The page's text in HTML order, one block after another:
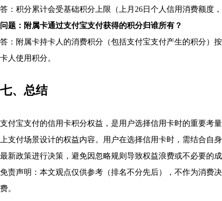
答：积分累计会受基础积分上限（上月26日个人信用消费额度
问题：附属卡通过支付宝支付获得的积分归谁所有？
答：附属卡持卡人的消费积分（包括支付宝支付产生的积分）
卡人使用积分。
七、总结
支付宝支付的信用卡积分权益，是用户选择信用卡时的重要考
上支付场景设计的权益内容。用户在选择信用卡时，需结合
最新政策进行决策，避免因忽略规则导致权益浪费或不必要的
免责声明：本文观点仅供参考（排名不分先后），不作为消费
费。